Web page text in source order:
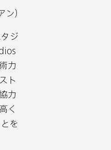
）
ジ
力
ト
力
く
を